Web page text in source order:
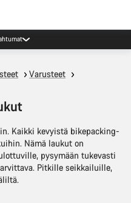
Varusteet
Kaikki kevyistä bikepacking-
Nämä laukut on
pysymään tukevasti
Pitkille seikkailuille,